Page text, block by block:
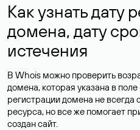
Как узнать дату
домена, дату
истечения
В Whois можно проверить
домена, которая указана в
регистрации домена не всегда
ресурса, но все же помогает
создан сайт.